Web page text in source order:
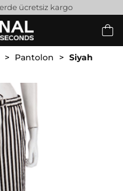
ücretsiz kargo
Pantolon
Siyah